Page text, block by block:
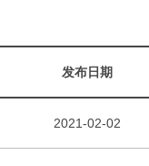
发布日期
2021-02-02